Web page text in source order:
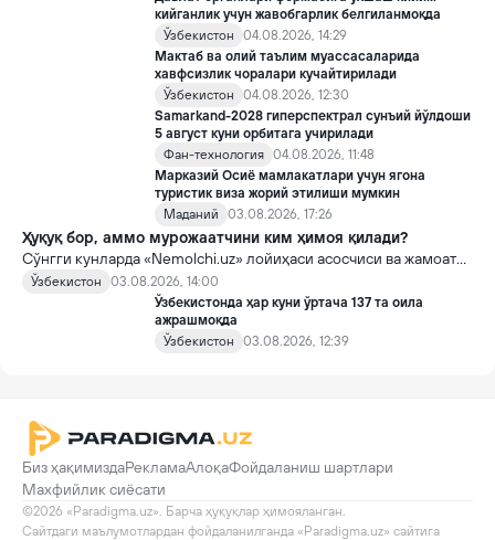
кийганлик учун жавобгарлик белгиланмоқда
Ўзбекистон
04.08.2026, 14:29
Мактаб ва олий таълим муассасаларида
хавфсизлик чоралари кучайтирилади
Ўзбекистон
04.08.2026, 12:30
Samarkand-2028 гиперспектрал сунъий йўлдоши
5 август куни орбитага учирилади
Фан-технология 04.08.2026, 11:48
Марказий Осиё мамлакатлари учун ягона
туристик виза жорий этилиши мумкин
Маданий
03.08.2026, 17:26
Ҳуқуқ бор, аммо мурожаатчини ким ҳимоя қилади?
Сўнгги кунларда «Nemolchi.uz» лойиҳаси асосчиси ва жамоат
фаоли Ирина Матвиенко билан боғлиқ воқеа жамоатчиликда
кенг муҳокама қилинмоқда.
Ўзбекистон
03.08.2026, 14:00
Ўзбекистонда ҳар куни ўртача 137 та оила
ажрашмоқда
Ўзбекистон
03.08.2026, 12:39
Биз ҳақимиздаРекламаАлоқаФойдаланиш шартлари
Махфийлик сиёсати
©2026 «Paradigma.uz». Барча ҳуқуқлар ҳимояланган.
Сайтдаги маълумотлардан фойдаланилганда «Paradigma.uz» сайтига